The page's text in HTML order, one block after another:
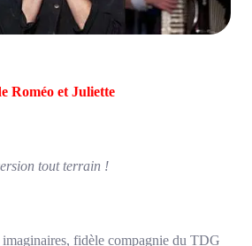
Roméo et Juliette
tout terrain !
fidèle compagnie du TDG